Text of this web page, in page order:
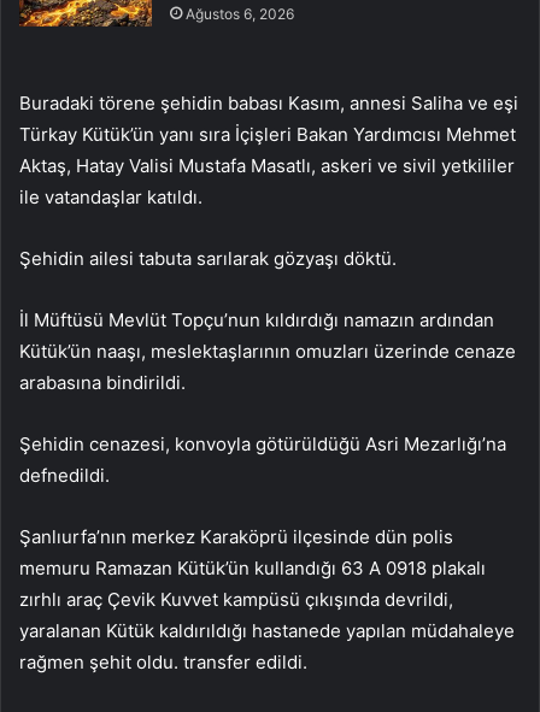
Ağustos 6, 2026
Buradaki törene şehidin babası Kasım, annesi Saliha ve eşi
Türkay Kütük’ün yanı sıra İçişleri Bakan Yardımcısı Mehmet
Aktaş, Hatay Valisi Mustafa Masatlı, askeri ve sivil yetkililer
ile vatandaşlar katıldı.
Şehidin ailesi tabuta sarılarak gözyaşı döktü.
İl Müftüsü Mevlüt Topçu’nun kıldırdığı namazın ardından
Kütük’ün naaşı, meslektaşlarının omuzları üzerinde cenaze
arabasına bindirildi.
Şehidin cenazesi, konvoyla götürüldüğü Asri Mezarlığı’na
defnedildi.
Şanlıurfa’nın merkez Karaköprü ilçesinde dün polis
memuru Ramazan Kütük’ün kullandığı 63 A 0918 plakalı
zırhlı araç Çevik Kuvvet kampüsü çıkışında devrildi,
yaralanan Kütük kaldırıldığı hastanede yapılan müdahaleye
rağmen şehit oldu. transfer edildi.